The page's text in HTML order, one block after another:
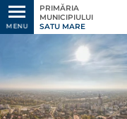
MENU
PRIMĂRIA
MUNICIPIULUI
SATU MARE